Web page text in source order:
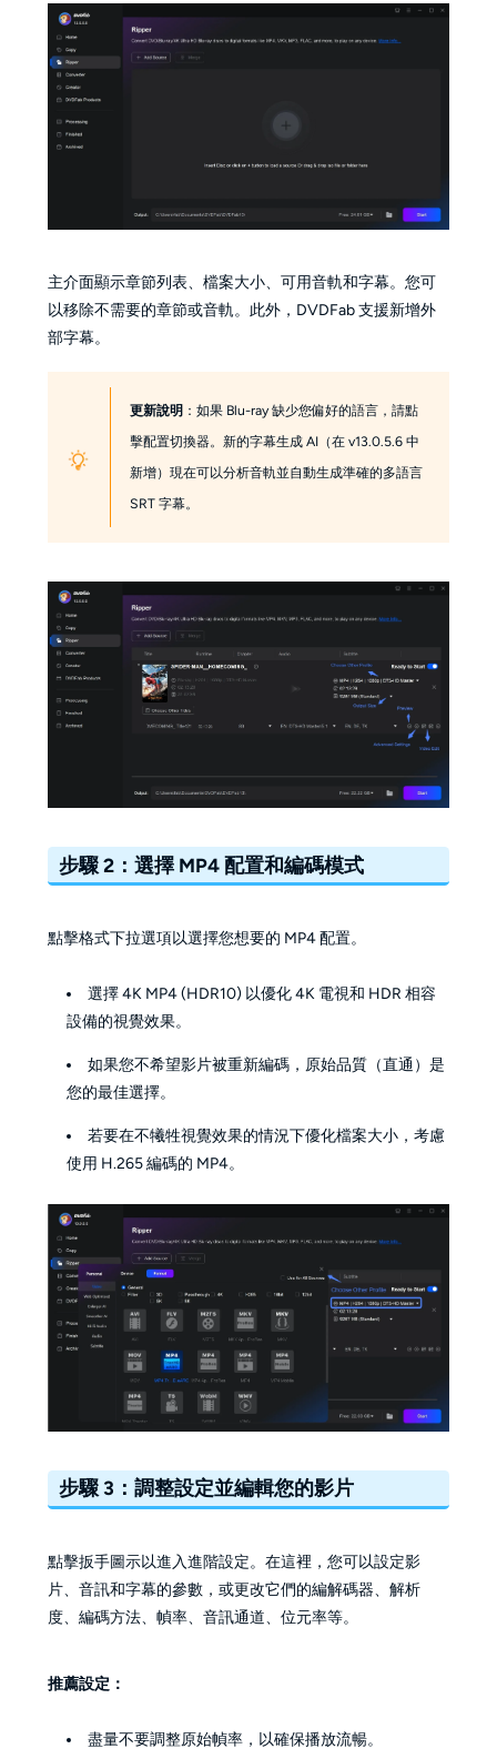
主介面顯示章節列表、檔案大小、可用音軌和字幕。您可
以移除不需要的章節或音軌。此外，DVDFab 支援新增外
部字幕。
更新說明 ：如果 Blu-ray 缺少您偏好的語言，請點
擊配置切換器。新的字幕生成 AI（在 v13.0.5.6 中
新增）現在可以分析音軌並自動生成準確的多語言
SRT 字幕。
步驟 2：選擇 MP4 配置和編碼模式
點擊格式下拉選項以選擇您想要的 MP4 配置。
選擇 4K MP4 (HDR10) 以優化 4K 電視和 HDR 相容
設備的視覺效果。
如果您不希望影片被重新編碼，原始品質（直通）是
您的最佳選擇。
若要在不犧牲視覺效果的情況下優化檔案大小，考慮
使用 H.265 編碼的 MP4。
步驟 3：調整設定並編輯您的影片
點擊扳手圖示以進入進階設定。在這裡，您可以設定影
片、音訊和字幕的參數，或更改它們的編解碼器、解析
度、編碼方法、幀率、音訊通道、位元率等。
推薦設定：
盡量不要調整原始幀率，以確保播放流暢。